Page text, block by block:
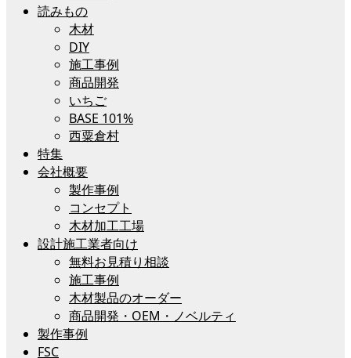
読みもの
木材
DIY
施工事例
商品開発
いちご
BASE 101%
西粟倉村
特集
会社概要
製作事例
コンセプト
木材加工工場
設計施工業者向け
無料お見積り相談
施工事例
木材製品のオーダー
商品開発・OEM・ノベルティ
製作事例
FSC